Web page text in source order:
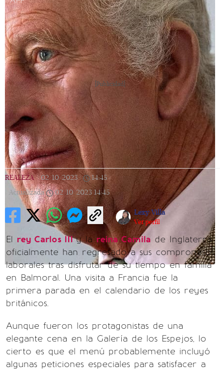
[Publicidad]
REALEZA | 02/10/2023 | 14:45 |
Actualizada
02/10/2023 14:45
Lexy Villa
Ver perfil
El rey Carlos IIIy la reina Camila de Inglaterra
oficialmente han regresado a sus compromisos
laborales tras disfrutar de su tiempo en familia
en Balmoral. Una visita a Francia fue la
primera parada en el calendario de los reyes
británicos.
Aunque fueron los protagonistas de una
elegante cena en la Galería de los Espejos, lo
cierto es que el menú probablemente incluyó
algunas peticiones especiales para satisfacer a